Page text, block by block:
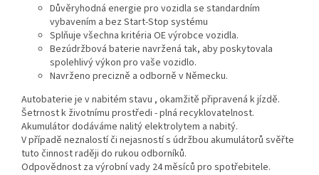
Důvěryhodná energie pro vozidla se standardním
vybavením a bez Start-Stop systému
Splňuje všechna kritéria OE výrobce vozidla.
Bezúdržbová baterie navržená tak, aby poskytovala
spolehlivý výkon pro vaše vozidlo.
Navrženo precizně a odborně v Německu.
Autobaterie je v nabitém stavu , okamžitě připravená k jízdě.
Šetrnost k životnímu prostředi - plná recyklovatelnost.
Akumulátor dodáváme nalitý elektrolytem a nabitý.
V případě neznalostí či nejasností s údržbou akumulátorů svěřte
tuto činnost raději do rukou odborníků.
Odpovědnost za výrobní vady 24 měsíců pro spotřebitele.